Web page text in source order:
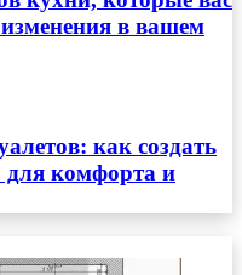
в вашем
как создать
для комфорта и